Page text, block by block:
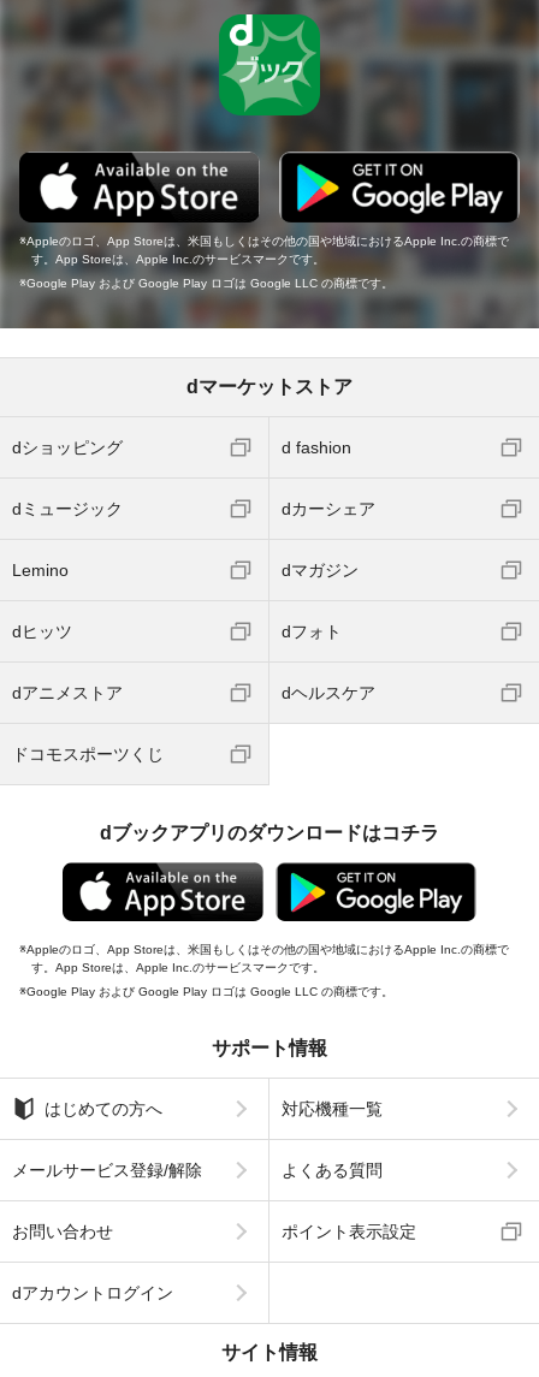
Appleのロゴ、App Storeは、米国もしくはその他の国や地域におけるApple Inc.の商標で
す。App Storeは、Apple Inc.のサービスマークです。
Google Play および Google Play ロゴは Google LLC の商標です。
dマーケットストア
dショッピング d fashion
dミュージック dカーシェア
Lemino dマガジン
dヒッツ dフォト
dアニメストア dヘルスケア
ドコモスポーツくじ
dブックアプリのダウンロードはコチラ
Appleのロゴ、App Storeは、米国もしくはその他の国や地域におけるApple Inc.の商標で
す。App Storeは、Apple Inc.のサービスマークです。
Google Play および Google Play ロゴは Google LLC の商標です。
サポート情報
はじめての方へ 対応機種一覧
メールサービス登録/解除 よくある質問
お問い合わせ ポイント表示設定
dアカウントログイン
サイト情報